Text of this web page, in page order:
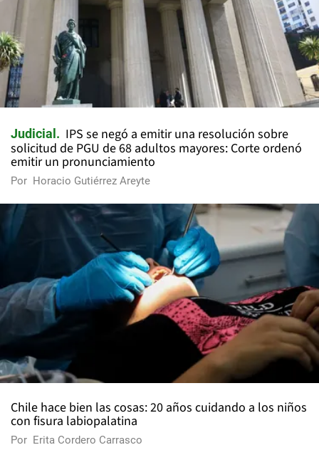
Judicial
IPS se negó a emitir una resolución sobre
solicitud de PGU de 68 adultos mayores: Corte ordenó
emitir un pronunciamiento
Por Horacio Gutiérrez Areyte
Chile hace bien las cosas: 20 años cuidando a los niños
con fisura labiopalatina
Por Erita Cordero Carrasco